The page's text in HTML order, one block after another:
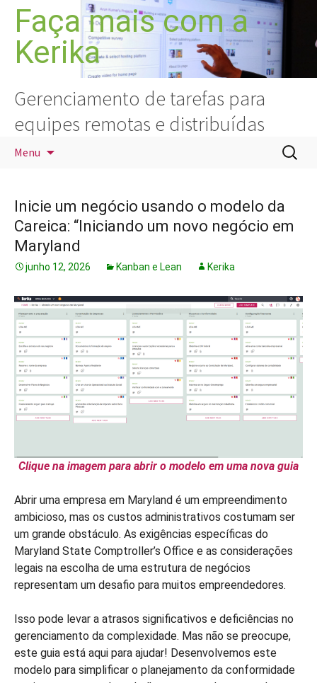
Pular
para
conteúdo
Faça mais com a
Kerika
Gerenciamento de tarefas para
equipes remotas e distribuídas
Menu
por:
Inicie um negócio usando o modelo da
Careica: “Iniciando um novo negócio em
Maryland
junho 12, 2026 Kanban e Lean Kerika
Clique na imagem para abrir o modelo em uma nova guia
Abrir uma empresa em Maryland é um empreendimento
ambicioso, mas os custos administrativos costumam ser
um grande obstáculo. As exigências específicas do
Maryland State Comptroller’s Office e as considerações
legais na escolha de uma estrutura de negócios
representam um desafio para muitos empreendedores.
Isso pode levar a atrasos significativos e deficiências no
gerenciamento da complexidade. Mas não se preocupe,
este guia está aqui para ajudar! Desenvolvemos este
modelo para simplificar o planejamento da conformidade